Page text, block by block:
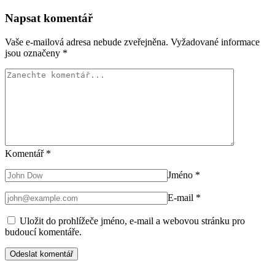
Napsat komentář
Vaše e-mailová adresa nebude zveřejněna. Vyžadované informace
jsou označeny *
Komentář *
Jméno *
E-mail *
Uložit do prohlížeče jméno, e-mail a webovou stránku pro
budoucí komentáře.